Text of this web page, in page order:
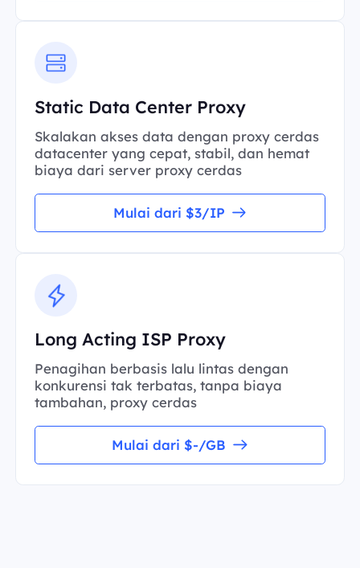
Static Data Center Proxy
Skalakan akses data dengan proxy cerdas
datacenter yang cepat, stabil, dan hemat
biaya dari server proxy cerdas
Mulai dari $3/IP
Long Acting ISP Proxy
Penagihan berbasis lalu lintas dengan
konkurensi tak terbatas, tanpa biaya
tambahan, proxy cerdas
Mulai dari $-/GB